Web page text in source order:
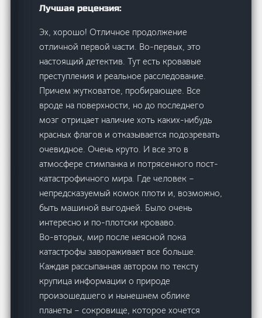
Лучшая рецензия:
Эх, хорошо! Отличное продолжение
отличной первой части. Во-первых, это
настоящий детектив. Тут есть кровавые
преступления и реальное расследование.
Причем жутковатое, пробирающее. Все
вроде на поверхности, но до последнего
мозг отрицает наличие хоть каких-нибудь
красных флагов и отказывается подозревать
очевидное. Очень круто. И все это в
атмосфере стимпанка и потрясенного пост-
катастрофичного мира. Где человек –
непредсказуемый комок плоти и, возможно,
быть машиной выгодней. Было очень
интересно и по-плотски кроваво.
Во-вторых, мир после неясной пока
катастрофы завораживает все больше.
Каждая рассыпанная автором по тексту
крупица информации о природе
произошедшего и нынешнем облике
планеты – сокровище, которое хочется